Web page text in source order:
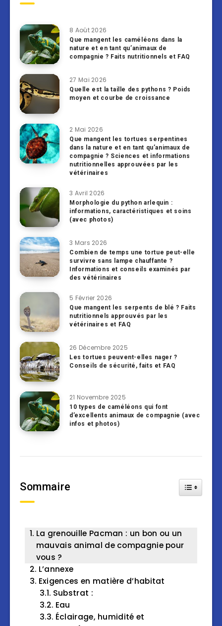
8 Août 2026
Que mangent les caméléons dans la
nature et en tant qu’animaux de
compagnie ? Faits nutritionnels et FAQ
27 Mai 2026
Quelle est la taille des pythons ? Poids
moyen et courbe de croissance
2 Mai 2026
Que mangent les tortues serpentines
dans la nature et en tant qu’animaux de
compagnie ? Sciences et informations
nutritionnelles approuvées par les
vétérinaires
3 Avril 2026
Morphologie du python arlequin :
informations, caractéristiques et soins
(avec photos)
3 Mars 2026
Combien de temps une tortue peut-elle
survivre sans lampe chauffante ?
Informations et conseils examinés par
des vétérinaires
5 Février 2026
Que mangent les serpents de blé ? Faits
nutritionnels approuvés par les
vétérinaires et FAQ
26 Décembre 2025
Les tortues peuvent-elles nager ?
Conseils de sécurité, faits et FAQ
21 Novembre 2025
10 types de caméléons qui font
d’excellents animaux de compagnie (avec
infos et photos)
Sommaire Toggle
La grenouille Pacman : un bon ou un
mauvais animal de compagnie pour
vous ?
L’annexe
Exigences en matière d’habitat
Substrat :
Eau
Éclairage, humidité et